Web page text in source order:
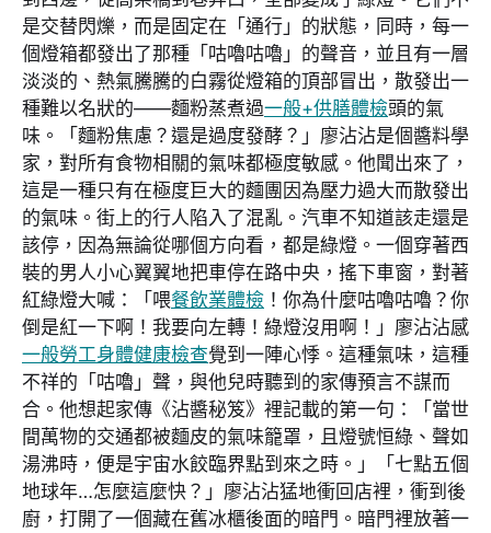
是交替閃爍，而是固定在「通行」的狀態，同時，每一
個燈箱都發出了那種「咕嚕咕嚕」的聲音，並且有一層
淡淡的、熱氣騰騰的白霧從燈箱的頂部冒出，散發出一
種難以名狀的——麵粉蒸煮過一般+供膳體檢頭的氣
味。「麵粉焦慮？還是過度發酵？」廖沾沾是個醬料學
家，對所有食物相關的氣味都極度敏感。他聞出來了，
這是一種只有在極度巨大的麵團因為壓力過大而散發出
的氣味。街上的行人陷入了混亂。汽車不知道該走還是
該停，因為無論從哪個方向看，都是綠燈。一個穿著西
裝的男人小心翼翼地把車停在路中央，搖下車窗，對著
紅綠燈大喊：「喂餐飲業體檢 ！你為什麼咕嚕咕嚕？你
倒是紅一下啊！我要向左轉！綠燈沒用啊！」廖沾沾感
一般勞工身體健康檢查覺到一陣心悸。這種氣味，這種
不祥的「咕嚕」聲，與他兒時聽到的家傳預言不謀而
合。他想起家傳《沾醬秘笈》裡記載的第一句：「當世
間萬物的交通都被麵皮的氣味籠罩，且燈號恒綠、聲如
湯沸時，便是宇宙水餃臨界點到來之時。」「七點五個
地球年…怎麼這麼快？」廖沾沾猛地衝回店裡，衝到後
廚，打開了一個藏在舊冰櫃後面的暗門。暗門裡放著一